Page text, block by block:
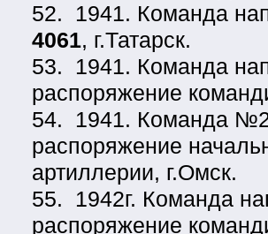
52. 1941. Команда
4061, г.Татарск.
53. 1941. Команда
распоряжение
54. 1941. Команда
распоряжение
артиллерии, г.Омск.
55. 1942г. Команда
распоряжение